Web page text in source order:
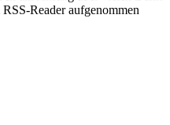
Reader aufgenommen